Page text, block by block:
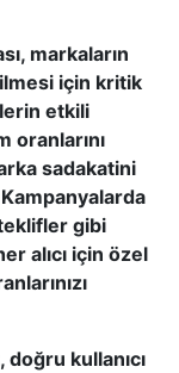
markaların
için kritik
etkili
oranlarını
sadakatini
gibi
alıcı için özel
kullanıcı